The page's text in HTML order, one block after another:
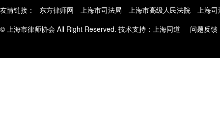
友情链接： 东方律师网 上海市司法局 上海市高级人民法院
上海
© 上海市律师协会 All Right Reserved. 技术支持： 上海同道 问题反馈